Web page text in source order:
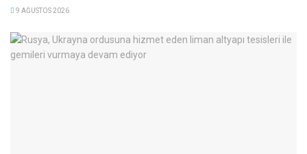
9 AĞUSTOS 2026